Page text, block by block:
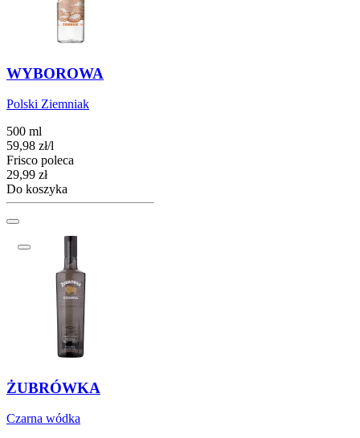
WYBOROWA
Polski Ziemniak
500 ml
59,98 zł/l
Frisco poleca
Cena
29,99 zł
Do koszyka
ŻUBRÓWKA
Czarna wódka